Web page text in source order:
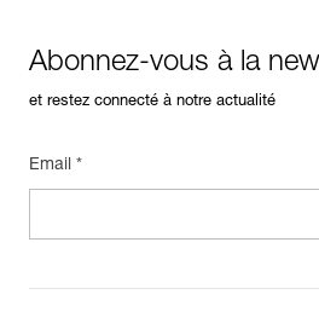
Abonnez-vous à la
et restez connecté à notre actualité
Email *